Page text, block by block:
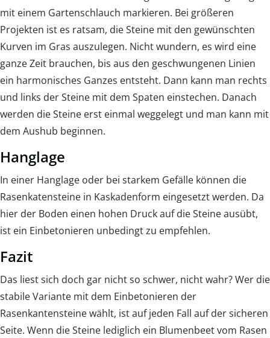
mit einem Gartenschlauch markieren. Bei größeren
Projekten ist es ratsam, die Steine mit den gewünschten
Kurven im Gras auszulegen. Nicht wundern, es wird eine
ganze Zeit brauchen, bis aus den geschwungenen Linien
ein harmonisches Ganzes entsteht. Dann kann man rechts
und links der Steine mit dem Spaten einstechen. Danach
werden die Steine erst einmal weggelegt und man kann mit
dem Aushub beginnen.
Hanglage
In einer Hanglage oder bei starkem Gefälle können die
Rasenkatensteine in Kaskadenform eingesetzt werden. Da
hier der Boden einen hohen Druck auf die Steine ausübt,
ist ein Einbetonieren unbedingt zu empfehlen.
Fazit
Das liest sich doch gar nicht so schwer, nicht wahr? Wer die
stabile Variante mit dem Einbetonieren der
Rasenkantensteine wählt, ist auf jeden Fall auf der sicheren
Seite. Wenn die Steine lediglich ein Blumenbeet vom Rasen